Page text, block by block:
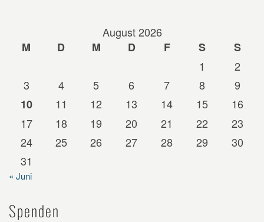
August 2026
M
D M D F S
S
1
2
3
4 5 6 7 8
9
10
11 12 13 14 15
16
17
18 19 20 21 22
23
24
25 26 27 28 29
30
31
« Juni
Spenden